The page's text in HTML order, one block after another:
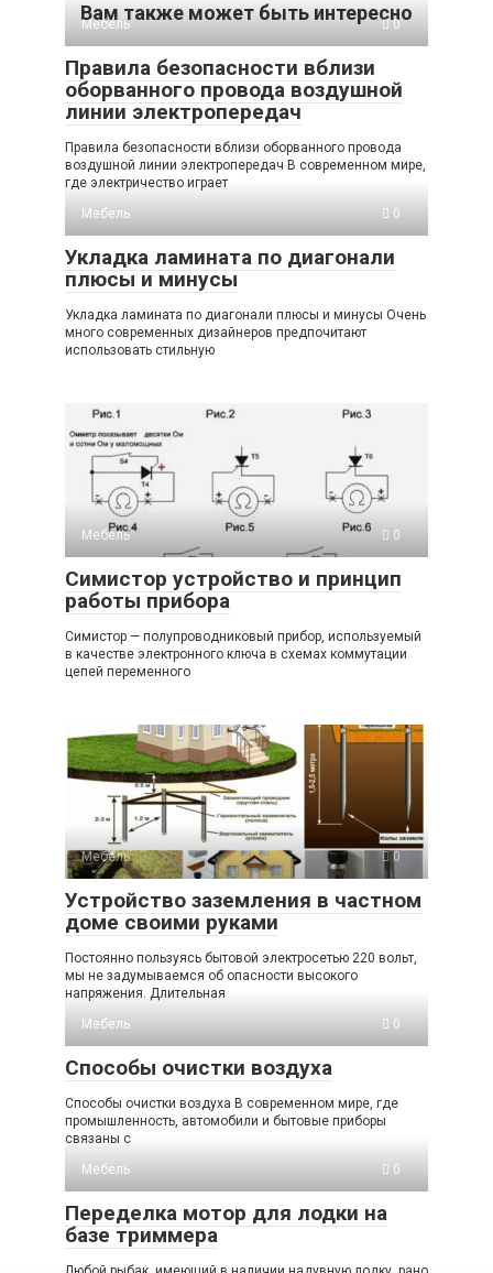
Вам также может быть интересно
Мебель 0
Правила безопасности вблизи
оборванного провода воздушной
линии электропередач
Правила безопасности вблизи оборванного провода
воздушной линии электропередач В современном мире,
где электричество играет
Мебель
0
Укладка ламината по диагонали
плюсы и минусы
Укладка ламината по диагонали плюсы и минусы Очень
много современных дизайнеров предпочитают
использовать стильную
Мебель 0
Симистор устройство и принцип
работы прибора
Симистор — полупроводниковый прибор, используемый
в качестве электронного ключа в схемах коммутации
цепей переменного
Мебель 0
Устройство заземления в частном
доме своими руками
Постоянно пользуясь бытовой электросетью 220 вольт,
мы не задумываемся об опасности высокого
напряжения. Длительная
Мебель
0
Способы очистки воздуха
Способы очистки воздуха В современном мире, где
промышленность, автомобили и бытовые приборы
связаны с
Мебель
0
Переделка мотор для лодки на
базе триммера